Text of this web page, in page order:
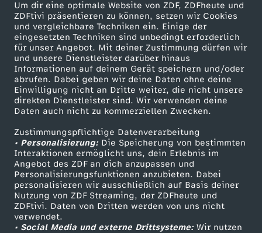
Um dir eine optimale Website von ZDF, ZDFheute und
ZDFtivi präsentieren zu können, setzen wir Cookies
und vergleichbare Techniken ein. Einige der
eingesetzten Techniken sind unbedingt erforderlich
für unser Angebot. Mit deiner Zustimmung dürfen wir
und unsere Dienstleister darüber hinaus
Informationen auf deinem Gerät speichern und/oder
abrufen. Dabei geben wir deine Daten ohne deine
Einwilligung nicht an Dritte weiter, die nicht unsere
direkten Dienstleister sind. Wir verwenden deine
Daten auch nicht zu kommerziellen Zwecken.
Zustimmungspflichtige Datenverarbeitung
• Personalisierung:Die Speicherung von bestimmten
Interaktionen ermöglicht uns, dein Erlebnis im
Angebot des ZDF an dich anzupassen und
Personalisierungsfunktionen anzubieten. Dabei
personalisieren wir ausschließlich auf Basis deiner
Nutzung von ZDF Streaming, der ZDFheute und
ZDFtivi. Daten von Dritten werden von uns nicht
verwendet.
• Social Media und externe Drittsysteme:Wir nutzen
e
S
u
p
e
r
b
o
Mehr ZDF
ZDF-Apps
Smart TV
ZDFtext
Livestreams
Sendungen A-Z
TV-Programm
Service
ZDFmitreden
Kontakt zum ZDF
Tickets
Zuschauerservice
Hilfe
ZDF Unternehmen